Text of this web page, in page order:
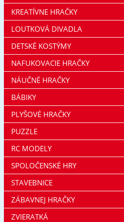
KREATÍVNE HRAČKY
LOUTKOVÁ DIVADLA
DETSKÉ KOSTÝMY
NAFUKOVACIE HRAČKY
NÁUČNÉ HRAČKY
BÁBIKY
PLYŠOVÉ HRAČKY
PUZZLE
RC MODELY
SPOLOČENSKÉ HRY
STAVEBNICE
ZÁBAVNEJ HRAČKY
ZVIERATKÁ